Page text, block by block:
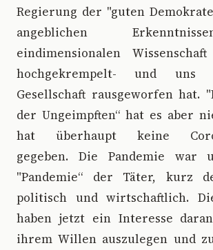
Regierung der "guten
angeblichen
eindimensionalen
hochgekrempelt- und uns
Gesellschaft rausgeworfen hat.
der Ungeimpften“ hat es aber
hat überhaupt keine
gegeben. Die Pandemie war
"Pandemie“ der Täter, kurz
politisch und wirtschaftlich.
haben jetzt ein Interesse
ihrem Willen auszulegen und